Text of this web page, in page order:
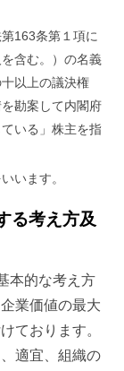
163条第１項に
含む。）の名義
以上の議決権
勘案して内閣府
いる」株主を指
います。
る考え方及
本的な考え方
業価値の最大
ております。
適宜、組織の